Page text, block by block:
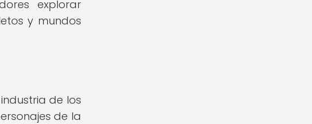
explorar
y mundos
de los
de la